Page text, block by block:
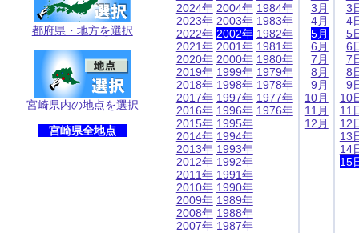
都府県・地方を選択
宮崎県内の地点を選択
宮崎県全地点
2024年
2023年
2022年
2021年
2020年
2019年
2018年
2017年
2016年
2015年
2014年
2013年
2012年
2011年
2010年
2009年
2008年
2007年
2004年
2003年
2002年
2001年
2000年
1999年
1998年
1997年
1996年
1995年
1994年
1993年
1992年
1991年
1990年
1989年
1988年
1987年
1984年
1983年
1982年
1981年
1980年
1979年
1978年
1977年
1976年
3月
4月
5月
6月
7月
8月
9月
10月
11月
12月
3
4
5
6
7
8
9
10
11
12
13
14
15